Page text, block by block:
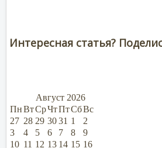
Интересная статья?
Август 2026
ПнВтСрЧтПтСбВс
27 28 29 3031 1
2
3
4 5 6 7 8
9
10 11 12 13 14 15 16